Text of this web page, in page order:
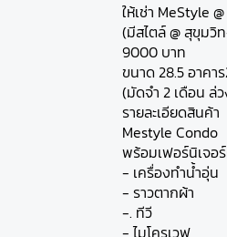
ให้เช่า MeStyle
(มีสไตล์ @ สุขุมวิ
9000 บาท
ขนาด 28.5 อาคา
(มัดจำ 2 เดือน ล่
รายละเอียดสินค้า
Mestyle Condo
พร้อมเฟอร์นิเจอ
- เครื่องทำน้ำอุ่น
- ราวตากผ้า
-. ทีวี
- ไมโครเวฟ